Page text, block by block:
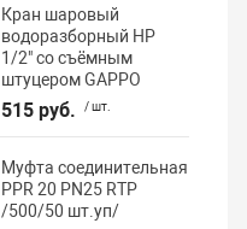
Кран шаровый
водоразборный НР
1/2" со съёмным
штуцером GAPPO
515 руб. / шт.
Муфта соединительная
PPR 20 PN25 RTP
/500/50 шт.уп/